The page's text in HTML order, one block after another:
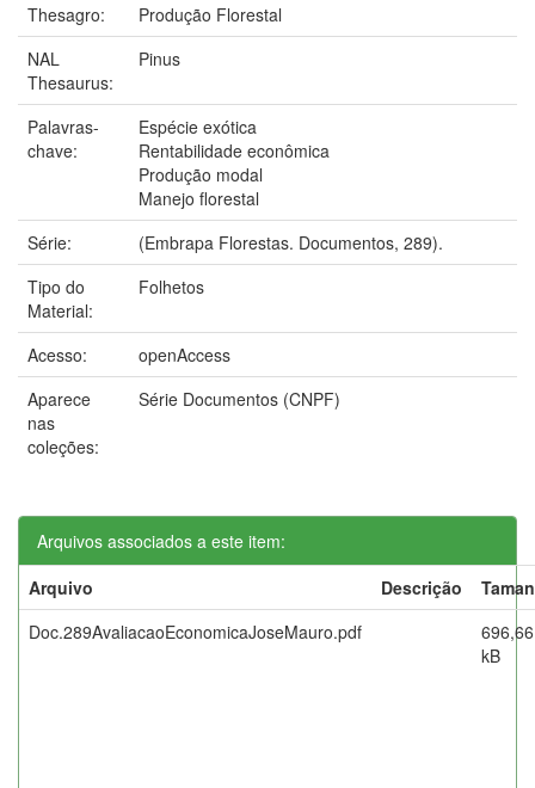
Thesagro:
Produção Florestal
NAL
Thesaurus:
Pinus
Palavras-
chave:
Espécie exótica
Rentabilidade econômica
Produção modal
Manejo florestal
Série:
(Embrapa Florestas. Documentos, 289).
Tipo do
Material:
Folhetos
Acesso:
openAccess
Aparece
nas
coleções:
Série Documentos (CNPF)
Arquivos associados a este item:
Arquivo
Descrição
Doc.289AvaliacaoEconomicaJoseMauro.pdf
696,66
kB